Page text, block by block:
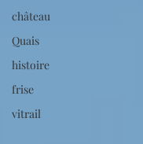
château
Quais
histoire
frise
vitrail